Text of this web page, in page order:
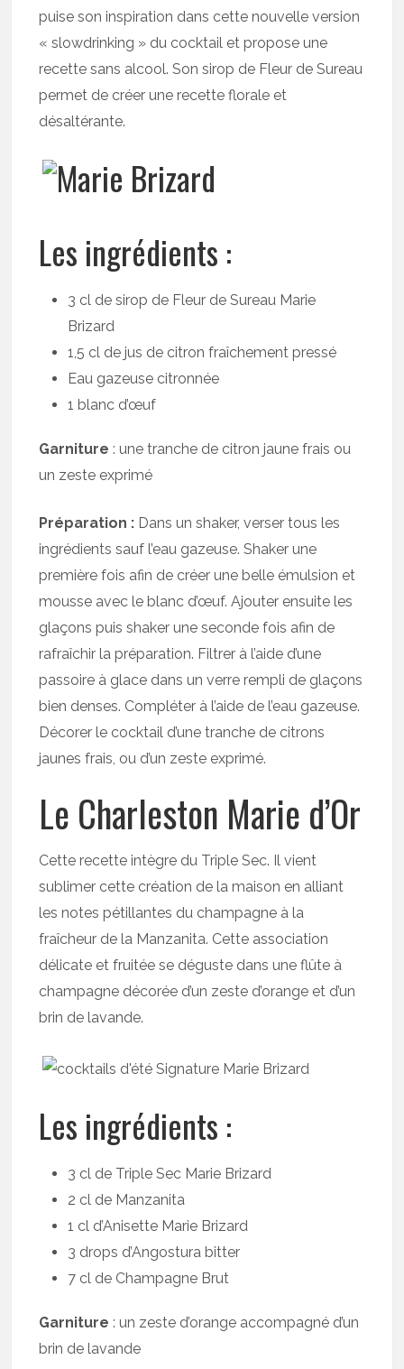
puise son inspiration dans cette nouvelle version
« slowdrinking » du cocktail et propose une
recette sans alcool. Son sirop de Fleur de Sureau
permet de créer une recette florale et
désaltérante.
Les ingrédients :
3 cl de sirop de Fleur de Sureau Marie
Brizard
1,5 cl de jus de citron fraîchement pressé
Eau gazeuse citronnée
1 blanc d’œuf
Garniture : une tranche de citron jaune frais ou
un zeste exprimé
Préparation : Dans un shaker, verser tous les
ingrédients sauf l’eau gazeuse. Shaker une
première fois afin de créer une belle émulsion et
mousse avec le blanc d’œuf. Ajouter ensuite les
glaçons puis shaker une seconde fois afin de
rafraîchir la préparation. Filtrer à l’aide d’une
passoire à glace dans un verre rempli de glaçons
bien denses. Compléter à l’aide de l’eau gazeuse.
Décorer le cocktail d’une tranche de citrons
jaunes frais, ou d’un zeste exprimé.
Le Charleston Marie d’Or
Cette recette intègre du Triple Sec. Il vient
sublimer cette création de la maison en alliant
les notes pétillantes du champagne à la
fraîcheur de la Manzanita. Cette association
délicate et fruitée se déguste dans une flûte à
champagne décorée d’un zeste d’orange et d’un
brin de lavande.
Les ingrédients :
3 cl de Triple Sec Marie Brizard
2 cl de Manzanita
1 cl d’Anisette Marie Brizard
3 drops d’Angostura bitter
7 cl de Champagne Brut
Garniture : un zeste d’orange accompagné d’un
brin de lavande